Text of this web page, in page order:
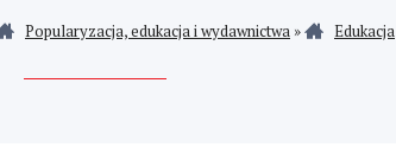
Popularyzacja, edukacja i wydawnictwa » Edukacja